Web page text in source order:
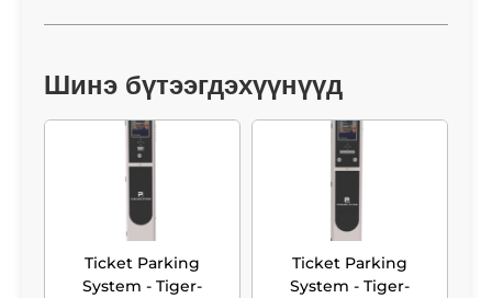
Шинэ бүтээгдэхүүнүүд
Ticket Parking
System - Tiger-
Ticket Parking
System - Tiger-